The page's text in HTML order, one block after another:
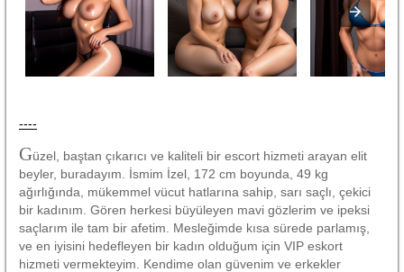
----
Güzel, baştan çıkarıcı ve kaliteli bir escort hizmeti arayan elit
beyler, buradayım. İsmim İzel, 172 cm boyunda, 49 kg
ağırlığında, mükemmel vücut hatlarına sahip, sarı saçlı, çekici
bir kadınım. Gören herkesi büyüleyen mavi gözlerim ve ipeksi
saçlarım ile tam bir afetim. Mesleğimde kısa sürede parlamış,
ve en iyisini hedefleyen bir kadın olduğum için VIP eskort
hizmeti vermekteyim. Kendime olan güvenim ve erkekler